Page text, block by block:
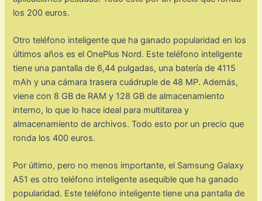
los 200 euros.
Otro teléfono inteligente que ha ganado popularidad en los
últimos años es el OnePlus Nord. Este teléfono inteligente
tiene una pantalla de 6,44 pulgadas, una batería de 4115
mAh y una cámara trasera cuádruple de 48 MP. Además,
viene con 8 GB de RAM y 128 GB de almacenamiento
interno, lo que lo hace ideal para multitarea y
almacenamiento de archivos. Todo esto por un precio que
ronda los 400 euros.
Por último, pero no menos importante, el Samsung Galaxy
A51 es otro teléfono inteligente asequible que ha ganado
popularidad. Este teléfono inteligente tiene una pantalla de